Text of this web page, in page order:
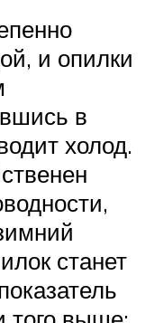
и опилки
в
холод.
станет